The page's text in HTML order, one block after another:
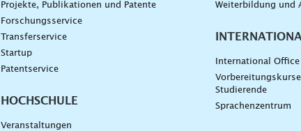
Projekte, Publikationen und Patente
Forschungsservice
Transferservice
Startup
Patentservice
HOCHSCHULE
Veranstaltungen
Weiterbildung und
International Office
Studierende
Sprachenzentrum